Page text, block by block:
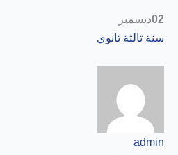
02ديسمبر
سنة ثالثة ثانوي
admin